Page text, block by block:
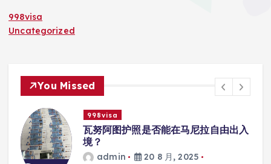
998visa
Uncategorized
You Missed
998visa
瓦努阿图护照是否能在马尼拉自由出入
境？
admin
20 8 月, 2025